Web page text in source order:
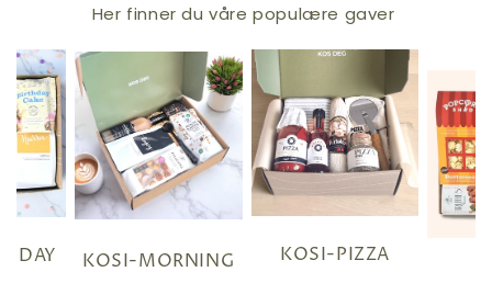
Her finner du våre populære gaver
KOSI-MORNING KOSI-PIZZA